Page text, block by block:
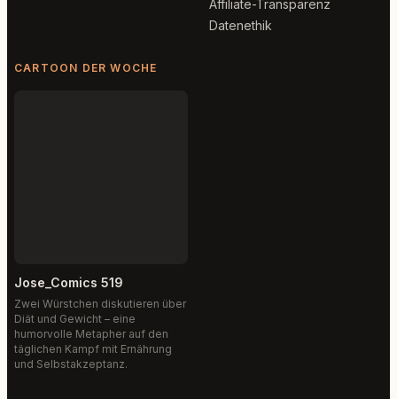
Affiliate-Transparenz
Datenethik
CARTOON DER WOCHE
Jose_Comics 519
Zwei Würstchen diskutieren über
Diät und Gewicht – eine
humorvolle Metapher auf den
täglichen Kampf mit Ernährung
und Selbstakzeptanz.